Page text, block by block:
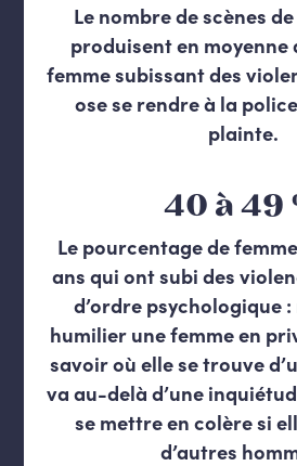
Le nombre de scènes
produisent en moyenne
femme subissant des
ose se rendre à la
plainte.
40 à 49
Le pourcentage de
ans qui ont subi des
d’ordre psychologique
humilier une femme en
savoir où elle se trouve
va au-delà d’une
se mettre en colère si
d’autres